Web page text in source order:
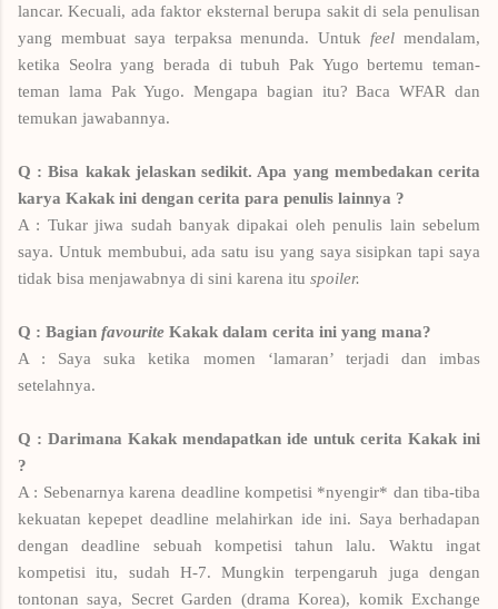
lancar. Kecuali, ada faktor eksternal berupa sakit di sela penulisan
yang membuat saya terpaksa menunda. Untuk feel mendalam,
ketika Seolra yang berada di tubuh Pak Yugo bertemu teman-
teman lama Pak Yugo. Mengapa bagian itu? Baca WFAR dan
temukan jawabannya.
Q : Bisa kakak jelaskan sedikit. Apa yang membedakan cerita
karya Kakak ini dengan cerita para penulis lainnya ?
A : Tukar jiwa sudah banyak dipakai oleh penulis lain sebelum
saya. Untuk membubui, ada satu isu yang saya sisipkan tapi saya
tidak bisa menjawabnya di sini karena itu spoiler.
Q : Bagian favourite Kakak dalam cerita ini yang mana?
A : Saya suka ketika momen ‘lamaran’ terjadi dan imbas
setelahnya.
Q : Darimana Kakak mendapatkan ide untuk cerita Kakak ini
?
A : Sebenarnya karena deadline kompetisi *nyengir* dan tiba-tiba
kekuatan kepepet deadline melahirkan ide ini. Saya berhadapan
dengan deadline sebuah kompetisi tahun lalu. Waktu ingat
kompetisi itu, sudah H-7. Mungkin terpengaruh juga dengan
tontonan saya, Secret Garden (drama Korea), komik Exchange